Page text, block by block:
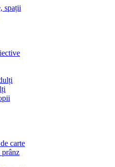
spații
carte
prânz